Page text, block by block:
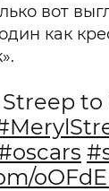
вот
как